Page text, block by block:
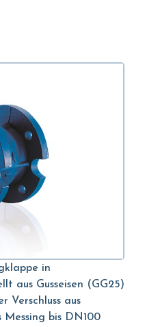
in
aus Gusseisen (GG25)
Verschluss aus
Messing bis DN100